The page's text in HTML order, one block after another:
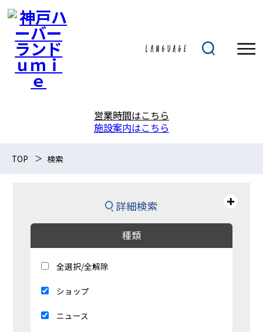
営業時間はこちら
施設案内はこちら
TOP 検索
詳細検索
種類
全選択/全解除
ショップ
ニュース